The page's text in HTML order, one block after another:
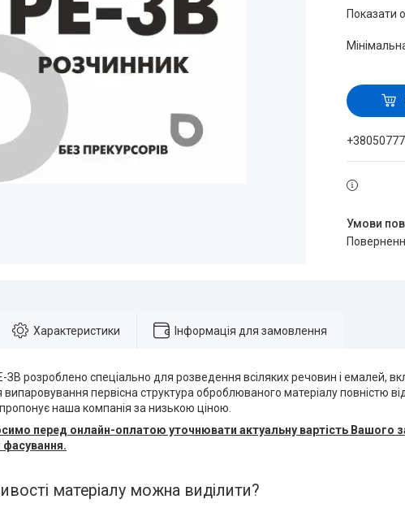
Показати
Характеристики Інформація для замовлення
ЗВ розроблено спеціально для розведення всіляких речовин і емалей,
випаровування первісна структура оброблюваного матеріалу повністю
наша компанія за низькою ціною.
перед онлайн-оплатою уточнювати актуальну вартість Вашого
фасування.
матеріалу можна виділити?